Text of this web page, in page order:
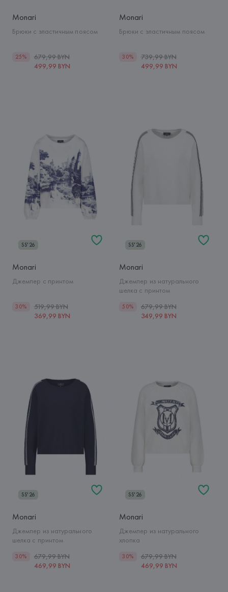
Monari
Брюки с эластичным поясом
25%
679,99 BYN
499,99 BYN
Monari
Брюки с эластичным поясом
30%
739,99 BYN
499,99 BYN
SS'26
Monari
Джемпер с принтом
30%
519,99 BYN
369,99 BYN
SS'26
Monari
Джемпер из натурального
шелка с принтом
50%
679,99 BYN
349,99 BYN
SS'26
Monari
Джемпер из натурального
шелка с принтом
30%
679,99 BYN
469,99 BYN
SS'26
Monari
Джемпер из натурального
хлопка
30%
679,99 BYN
469,99 BYN